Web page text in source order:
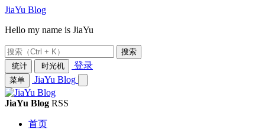
JiaYu Blog
Hello my name is JiaYu
搜索
统计
时光机 登录
菜单 JiaYu Blog
JiaYu Blog RSS
首页